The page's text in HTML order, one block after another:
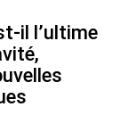
il l’ultime